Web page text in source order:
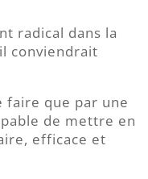
radical dans la
conviendrait
faire que par une
de mettre en
efficace et